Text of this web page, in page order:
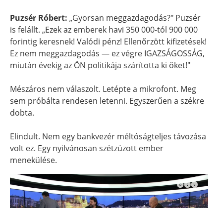
Puzsér Róbert: „Gyorsan meggazdagodás?" Puzsér
is felállt. „Ezek az emberek havi 350 000-tól 900 000
forintig keresnek! Valódi pénz! Ellenőrzött kifizetések!
Ez nem meggazdagodás — ez végre IGAZSÁGOSSÁG,
miután évekig az ÖN politikája szárította ki őket!"
Mészáros nem válaszolt. Letépte a mikrofont. Meg
sem próbálta rendesen letenni. Egyszerűen a székre
dobta.
Elindult. Nem egy bankvezér méltóságteljes távozása
volt ez. Egy nyilvánosan szétzúzott ember
menekülése.